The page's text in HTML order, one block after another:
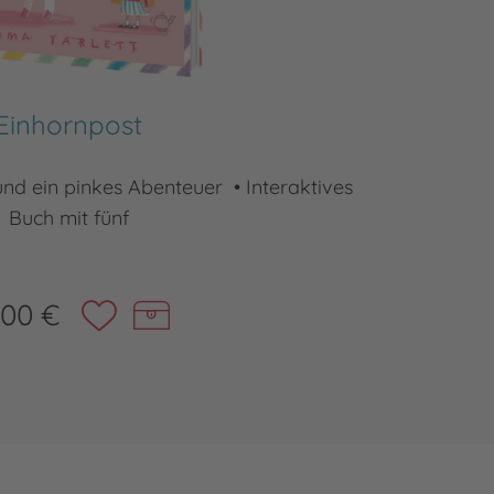
ein pinkes Abenteuer • Interaktives
Buch mit fünf
€